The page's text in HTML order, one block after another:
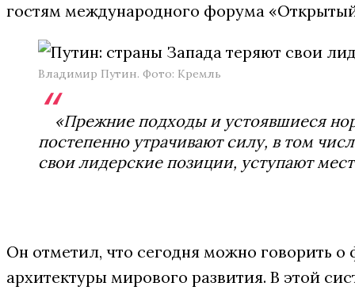
гостям международного форума
Владимир Путин. Фото: Кремль
«Прежние подходы и устоявшиеся
постепенно утрачивают силу, в том
свои лидерские позиции, уступaют
Он отметил, что сегодня можно говорить
архитектуры мирового развития. В этой